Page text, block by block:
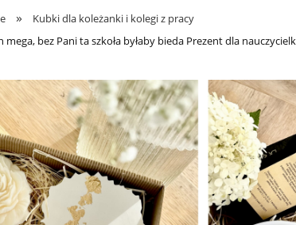
» Kubki dla koleżanki i kolegi z pracy
mega, bez Pani ta szkoła byłaby bieda Prezent dla